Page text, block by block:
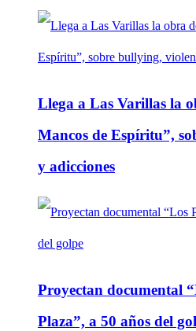
Llega a Las Varillas la
Mancos de Espíritu”,
y adicciones
Proyectan documental
Plaza”, a 50 años del